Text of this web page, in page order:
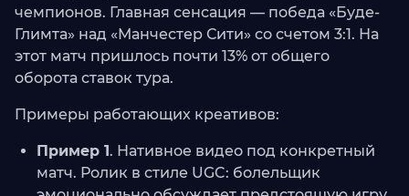
чемпионов. Главная сенсация — победа «Буде-
Глимта» над «Манчестер Сити» со счетом 3:1. На
этот матч пришлось почти 13% от общего
оборота ставок тура.
Примеры работающих креативов:
Пример 1. Нативное видео под конкретный
матч. Ролик в стиле UGC: болельщик